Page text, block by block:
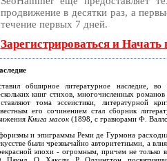
продвижение в десятки раз, а
течение первых 7 дней.
Зарегистрироваться и
обширное литературное наследие,
книг стихов, многочисленных
тома эссеистики, литературной
его сочинением стал сборник
Книга масок(1898, с гравюрами Ф.
и эпиграммы Реми де Гурмона
были чрезвычайно авторитетными, а
эпохи - огромным, причем не